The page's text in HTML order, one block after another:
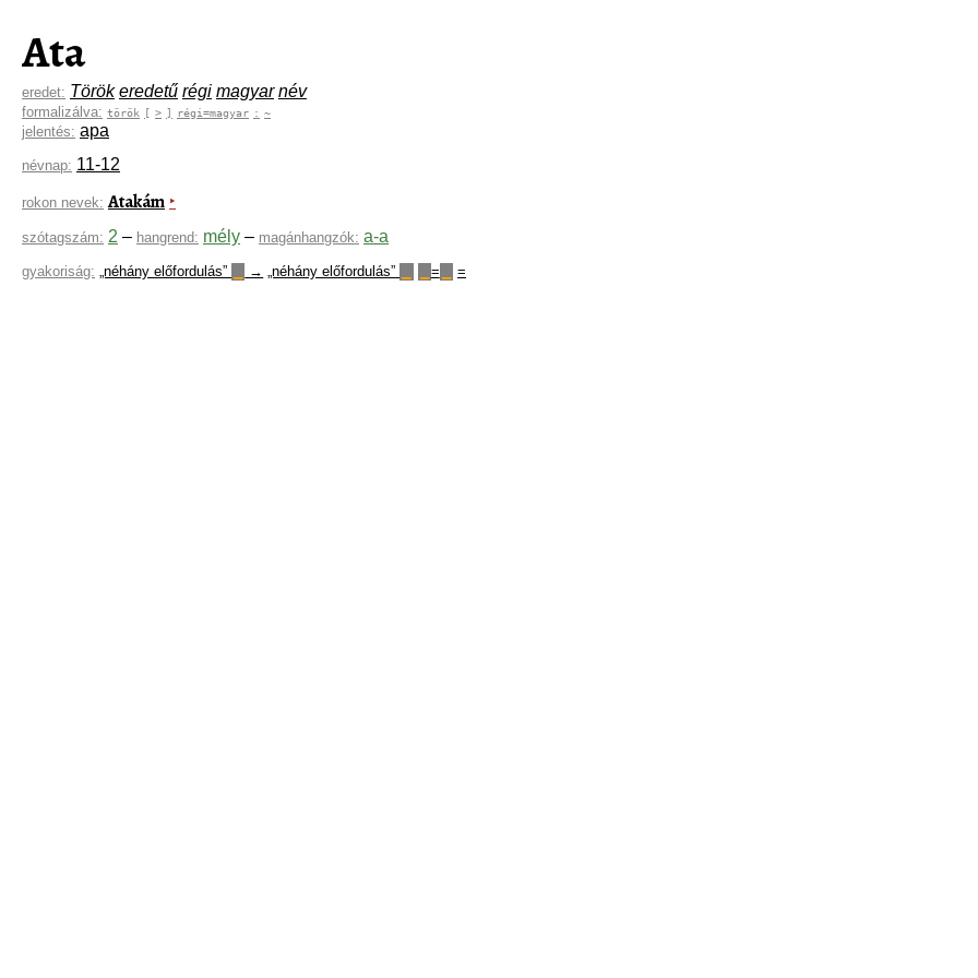
Ata
eredet: Török eredetű régi magyar név
formalizálva: török [ > ] régi=magyar : ~
jelentés: apa
névnap: 11-12
rokon nevek: Atakám ‣
szótagszám: 2 – hangrend: mély – magánhangzók: a-a
gyakoriság: „néhány előfordulás” → „néhány előfordulás” = =